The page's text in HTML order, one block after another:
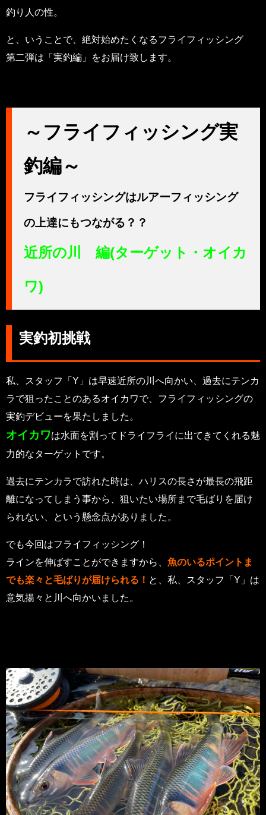
釣り人の性。
と、いうことで、絶対始めたくなるフライフィッシング
第二弾は「実釣編」をお届け致します。
～フライフィッシング実
釣編～
フライフィッシングはルアーフィッシング
の上達にもつながる？？
近所の川 編(ターゲット・オイカ
ワ)
実釣初挑戦
私、スタッフ「Y」は早速近所の川へ向かい、過去にテンカ
ラで狙ったことのあるオイカワで、フライフィッシングの
実釣デビューを果たしました。
オイカワは水面を割ってドライフライに出てきてくれる魅
力的なターゲットです。
過去にテンカラで訪れた時は、ハリスの長さが最長の飛距
離になってしまう事から、狙いたい場所まで毛ばりを届け
られない、という懸念点がありました。
でも今回はフライフィッシング！
ラインを伸ばすことができますから、 魚のいるポイントま
でも楽々と毛ばりが届けられる！ と、私、スタッフ「Y」は
意気揚々と川へ向かいました。